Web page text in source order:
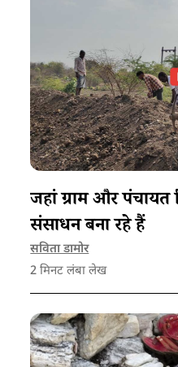
जहां ग्राम और
संसाधन बना रहे हैं
सविता डामोर
2 मिनट लंबा लेख